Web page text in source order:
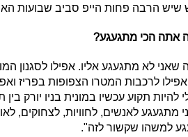
שיש הרבה פחות הייפ סביב שבועות
אתה הכי מתגעגע?
לא מתגעגע אליו. אפילו לסגנון
לרכבות המטרו הצפופות בפריז
תקוע עכשיו במונית בניו יורק בין
לאנשים, לחוויות, לצחוקים,
למשהו שקשור לזה".